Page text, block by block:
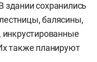
здании сохранились
балясины,
инкрустированные
также планируют